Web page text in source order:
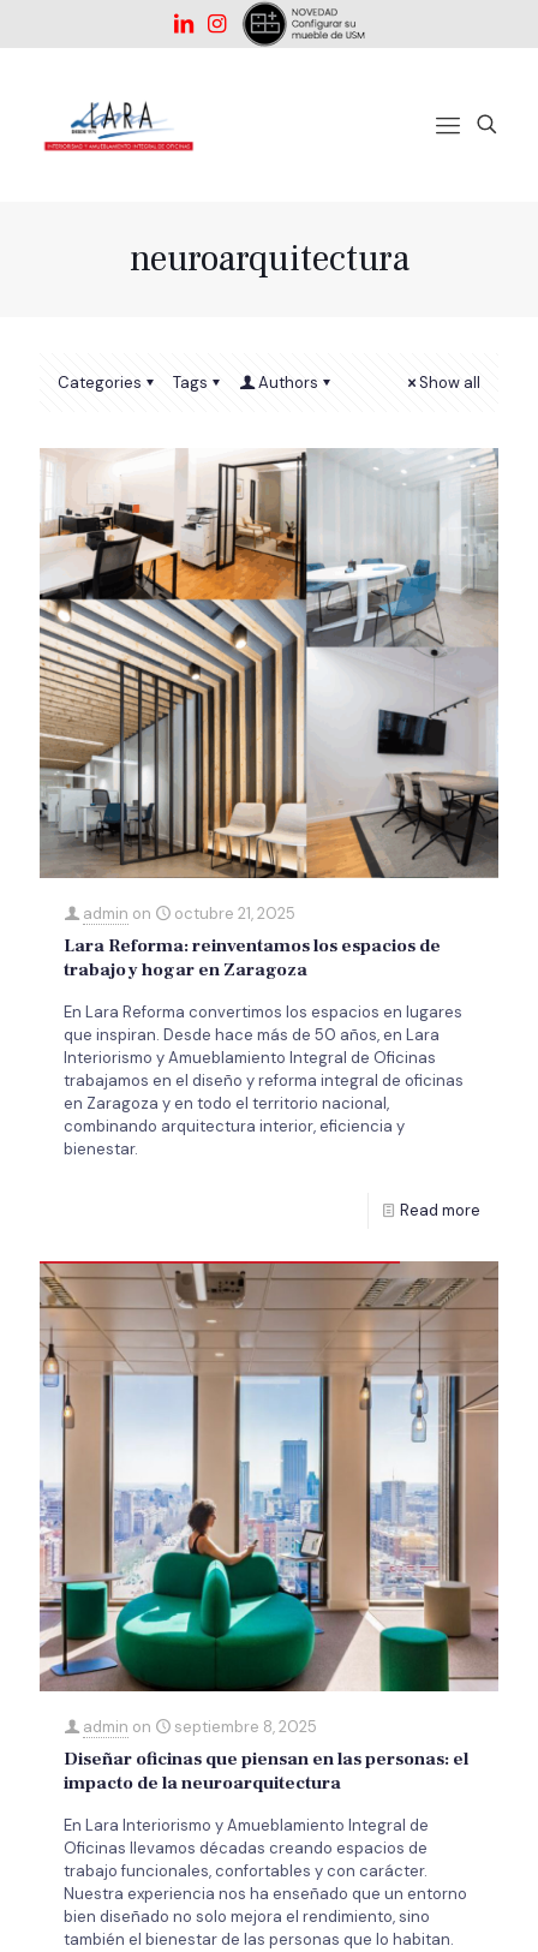
neuroarquitectura
Categories Tags Authors Show all
admin on octubre 21, 2025
Lara Reforma: reinventamos los espacios de
trabajo y hogar en Zaragoza
En Lara Reforma convertimos los espacios en lugares
que inspiran. Desde hace más de 50 años, en Lara
Interiorismo y Amueblamiento Integral de Oficinas
trabajamos en el diseño y reforma integral de oficinas
en Zaragoza y en todo el territorio nacional,
combinando arquitectura interior, eficiencia y
bienestar.
Read more
admin on septiembre 8, 2025
Diseñar oficinas que piensan en las personas: el
impacto de la neuroarquitectura
En Lara Interiorismo y Amueblamiento Integral de
Oficinas llevamos décadas creando espacios de
trabajo funcionales, confortables y con carácter.
Nuestra experiencia nos ha enseñado que un entorno
bien diseñado no solo mejora el rendimiento, sino
también el bienestar de las personas que lo habitan.